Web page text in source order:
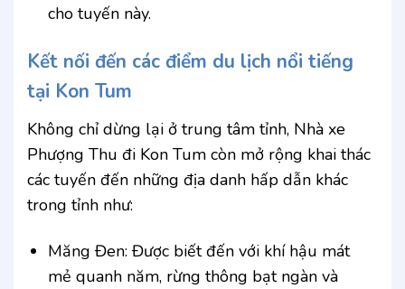
cho tuyến này.
Kết nối đến các điểm du lịch nổi tiếng
tại Kon Tum
Không chỉ dừng lại ở trung tâm tỉnh, Nhà xe
Phượng Thu đi Kon Tum còn mở rộng khai thác
các tuyến đến những địa danh hấp dẫn khác
trong tỉnh như:
Măng Đen: Được biết đến với khí hậu mát
mẻ quanh năm, rừng thông bạt ngàn và